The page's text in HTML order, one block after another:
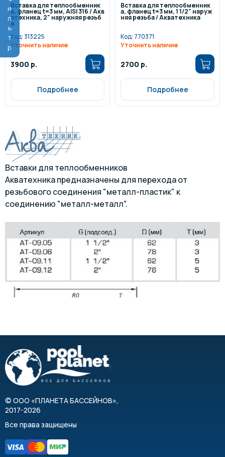
ФильтрВставка для теплообменник
а, фланец t=3 мм, AISI 316 / Акв
атехника, 2" наружняя резьб
а
Код:313225
Уточнить наличие
3900 р.
Подробнее
Вставка для теплообменник
а, фланец t=3 мм, 1 1/2" наруж
няя резьба / Акватехника
Код: 770371
Уточнить наличие
2700 р.
Подробнее
Вставки для теплообменников
Акватехникапредназначены для перехода от
резьбового соединения "металл-пластик" к
соединению "металл-металл".
© ООО «ПЛАНЕТА БАССЕЙНОВ»,
2017-2026
Все права защищены